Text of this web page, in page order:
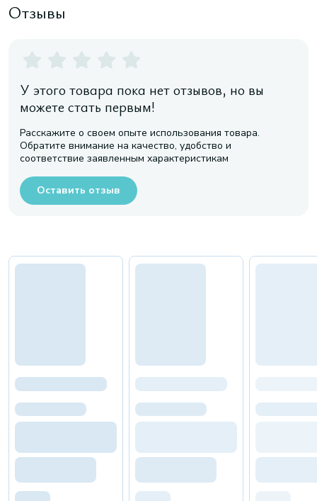
Отзывы
У этого товара пока нет отзывов, но вы
можете стать первым!
Расскажите о своем опыте использования товара.
Обратите внимание на качество, удобство и
соответствие заявленным характеристикам
Оставить отзыв